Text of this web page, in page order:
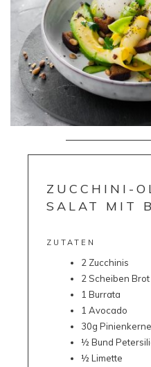
ZUCCHINI-
SALAT MIT
ZUTATEN
2 Zucchinis
2 Scheiben Brot
1 Burrata
1 Avocado
30g Pinienkerne
½ Bund
½ Limette